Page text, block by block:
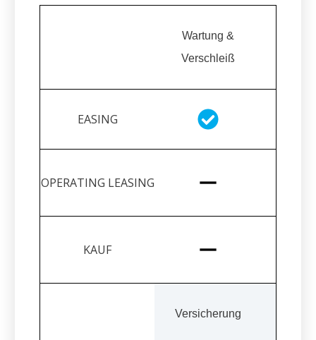
Wartung &
Verschleiß
Versicherung